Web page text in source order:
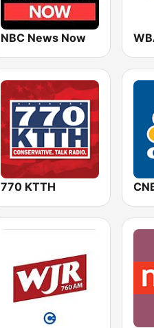
NBC News Now
770 KTTH